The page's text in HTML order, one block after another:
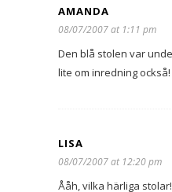
AMANDA
08/07/2007 at 1:11 pm
Den blå stolen var
lite om inredning också!
LISA
08/07/2007 at 12:20 pm
Ååh, vilka härliga